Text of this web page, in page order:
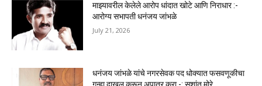
माझ्यावरील केलेले आरोप धांदात खोटे आणि निराधार :-
आरोग्य सभापती धनंजय जांभळे
July 21, 2026
धनंजय जांभळे यांचे नगरसेवक पद धोक्यात फसवणूकीचा
गुन्हा दाखल करून अपात्र करा -: सुशांत मोरे